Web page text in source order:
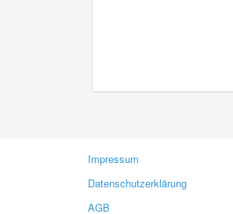
Impressum
Datenschutzerklärung
AGB